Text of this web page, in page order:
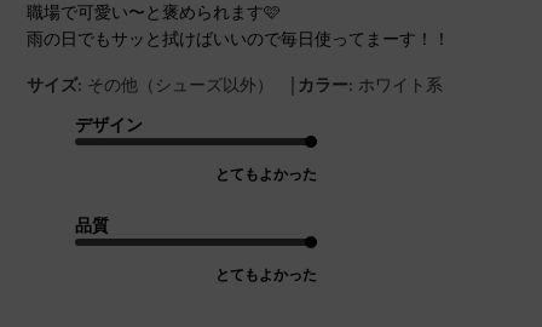
職場で可愛い〜と褒められます🩷
雨の日でもサッと拭けばいいので毎日使ってまーす！！
サイズ: その他（シューズ以外） | カラー: ホワイト系
デザイン
とてもよかった
品質
とてもよかった